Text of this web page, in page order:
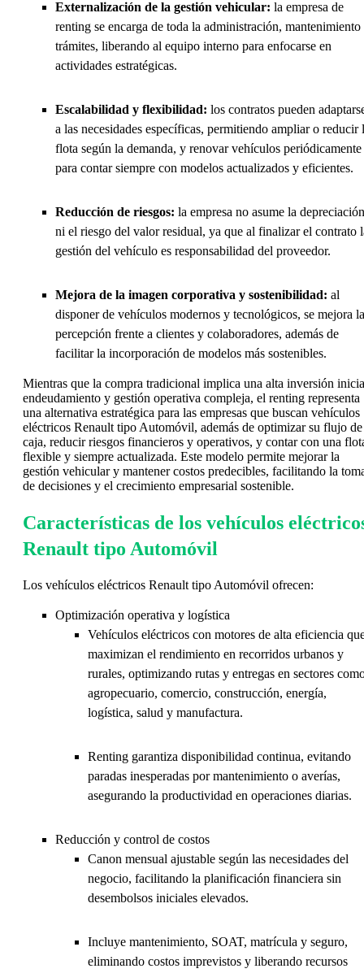
Externalización de la gestión vehicular: la empresa de
renting se encarga de toda la administración, mantenimiento
trámites, liberando al equipo interno para enfocarse en
actividades estratégicas.
Escalabilidad y flexibilidad: los contratos pueden
a las necesidades específicas, permitiendo ampliar o reducir
flota según la demanda, y renovar vehículos periódicamente
para contar siempre con modelos actualizados y eficientes.
Reducción de riesgos: la empresa no asume la depreciación
ni el riesgo del valor residual, ya que al finalizar el contrato
gestión del vehículo es responsabilidad del proveedor.
Mejora de la imagen corporativa y sostenibilidad: al
disponer de vehículos modernos y tecnológicos, se mejora la
percepción frente a clientes y colaboradores, además de
facilitar la incorporación de modelos más sostenibles.
Mientras que la compra tradicional implica una alta inversión
endeudamiento y gestión operativa compleja, el renting representa
una alternativa estratégica para las empresas que buscan vehículos
eléctricos Renault tipo Automóvil, además de optimizar su flujo de
caja, reducir riesgos financieros y operativos, y contar con una
flexible y siempre actualizada. Este modelo permite mejorar la
gestión vehicular y mantener costos predecibles, facilitando la
de decisiones y el crecimiento empresarial sostenible.
Características de los vehículos
Renault tipo Automóvil
Los vehículos eléctricos Renault tipo Automóvil ofrecen:
Optimización operativa y logística
Vehículos eléctricos con motores de alta eficiencia
maximizan el rendimiento en recorridos urbanos y
rurales, optimizando rutas y entregas en sectores
agropecuario, comercio, construcción, energía,
logística, salud y manufactura.
Renting garantiza disponibilidad continua, evitando
paradas inesperadas por mantenimiento o averías,
asegurando la productividad en operaciones diarias.
Reducción y control de costos
Canon mensual ajustable según las necesidades del
negocio, facilitando la planificación financiera sin
desembolsos iniciales elevados.
Incluye mantenimiento, SOAT, matrícula y seguro,
eliminando costos imprevistos y liberando recursos